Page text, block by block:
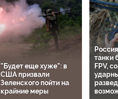
"Будет еще хуже": в
США призвали
Зеленского пойти на
крайние меры
танки
FPV,